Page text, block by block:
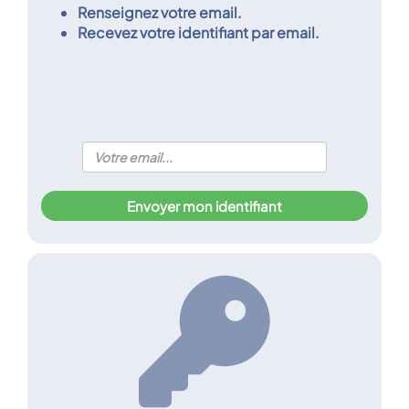
Renseignez votre email.
Recevez votre identifiant par email.
Envoyer mon identifiant